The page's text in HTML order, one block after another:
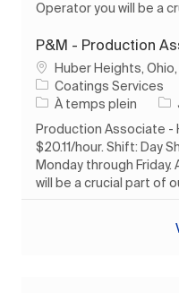
Operator you will be a
P&M - Production
Emplacement
Huber Heights,
Coatings Services
Type d’emploi
À temps plein ID
Production Associate -
$20.11/hour. Shift: Day
Monday through
will be a crucial part of